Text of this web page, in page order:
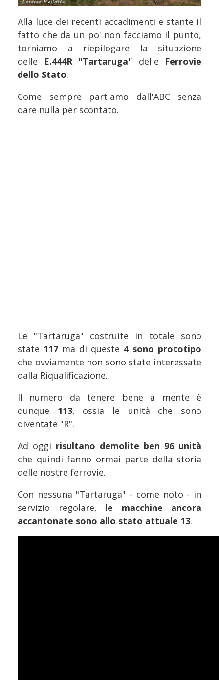
Alla luce dei recenti accadimenti e stante il
fatto che da un po' non facciamo il punto,
torniamo a riepilogare la situazione
delle
E.444R "Tartaruga" delle Ferrovie
dello Stato.
Come sempre partiamo dall'ABC senza
dare nulla per scontato.
Le "Tartaruga" costruite in totale sono
state 117 ma di queste 4 sono prototipo
che ovviamente non sono state interessate
dalla Riqualificazione.
Il numero da tenere bene a mente è
dunque 113, ossia le unità che sono
diventate "R".
Ad oggi risultano demolite ben 96 unità
che quindi fanno ormai parte della storia
delle nostre ferrovie.
Con nessuna "Tartaruga" - come noto - in
servizio regolare, le macchine ancora
accantonate sono allo stato attuale 13.